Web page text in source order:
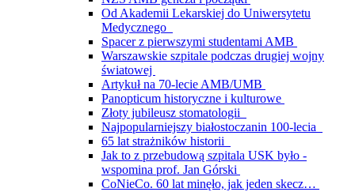
Od Akademii Lekarskiej do Uniwersytetu
Medycznego
Spacer z pierwszymi studentami AMB
Warszawskie szpitale podczas drugiej wojny
światowej
Artykuł na 70-lecie AMB/UMB
Panopticum historyczne i kulturowe
Złoty jubileusz stomatologii
Najpopularniejszy białostoczanin 100-lecia
65 lat strażników historii
Jak to z przebudową szpitala USK było -
wspomina prof. Jan Górski
CoNieCo. 60 lat minęło, jak jeden skecz…